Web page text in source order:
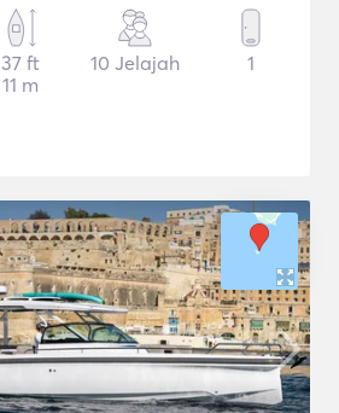
37 ft
11 m
10 Jelajah 1